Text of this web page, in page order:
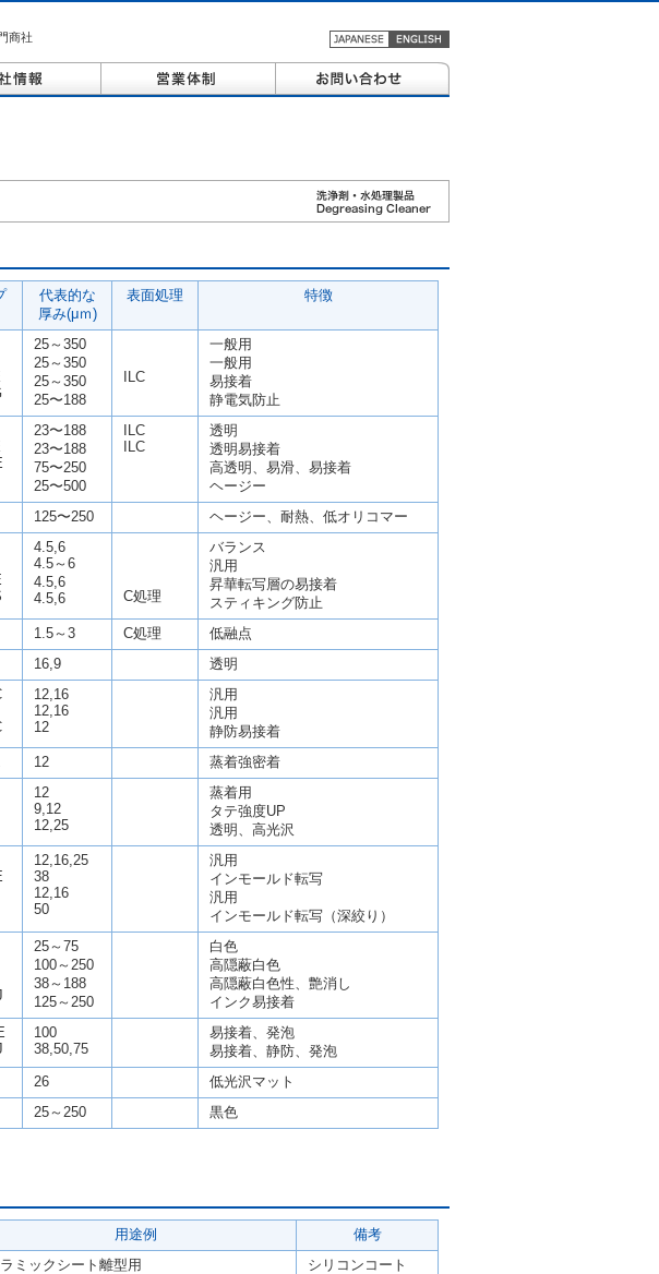
商社
代表的な
厚み(μｍ)
表面処理 特徴
25～350
25～350
25～350
25〜188
ILC
一般用
一般用
易接着
静電気防止
23〜188
23〜188
75〜250
25〜500
ILC
ILC
透明
透明易接着
高透明、易滑、易接着
ヘージー
125〜250
ヘージー、耐熱、低オリコマー
4.5,6
4.5～6
4.5,6
4.5,6
C処理
バランス
汎用
昇華転写層の易接着
スティキング防止
1.5～3 C処理
低融点
16,9
透明
12,16
12,16
12
汎用
汎用
静防易接着
12
蒸着強密着
12
9,12
12,25
蒸着用
タテ強度UP
透明、高光沢
12,16,25
38
12,16
50
汎用
インモールド転写
汎用
インモールド転写（深絞り）
25～75
100～250
38～188
125～250
白色
高隠蔽白色
高隠蔽白色性、艶消し
インク易接着
100
38,50,75
易接着、発泡
易接着、静防、発泡
26
低光沢マット
25～250 黒色
用途例
備考
ミックシート離型用
シリコンコート